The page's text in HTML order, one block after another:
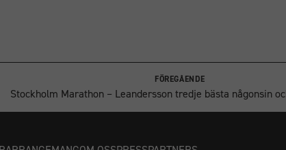
FÖREGÅENDE
Stockholm Marathon – Leandersson tredje bästa någonsin